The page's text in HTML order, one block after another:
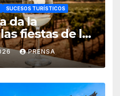
SUCESOS TURÍSTICOS
da la
fiestas de la
PRENSA